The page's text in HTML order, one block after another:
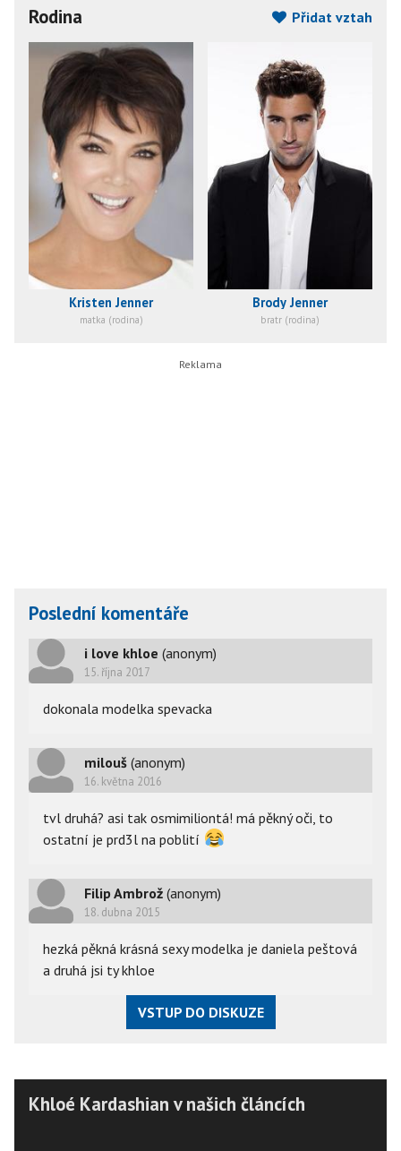
Rodina Přidat vztah
Kristen Jenner
matka (rodina)
Brody Jenner
bratr (rodina)
Poslední komentáře
i love khloe (anonym)
15. října 2017
dokonala modelka spevacka
milouš (anonym)
16. května 2016
tvl druhá? asi tak osmimiliontá! má pěkný oči, to
ostatní je prd3l na poblití
Filip Ambrož (anonym)
18. dubna 2015
hezká pěkná krásná sexy modelka je daniela peštová
a druhá jsi ty khloe
VSTUP DO DISKUZE
Khloé Kardashian v našich článcích